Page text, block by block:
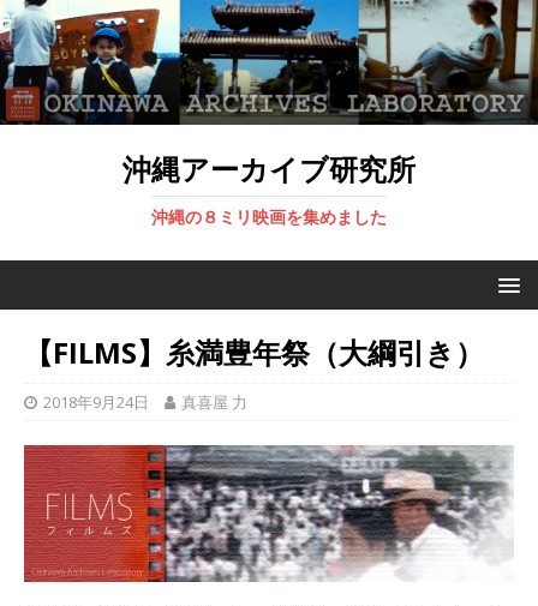
沖縄アーカイブ研究所
沖縄の８ミリ映画を集めました
【FILMS】糸満豊年祭（大綱引き）
2018年9月24日 真喜屋 力